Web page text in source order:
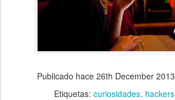
Publicado hace 26th December 2013
Etiquetas: curiosidades hackers